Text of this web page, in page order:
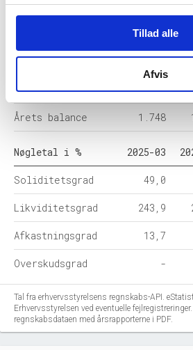
Tillad alle
Afvis
Egenkapital
Hensatte
forpligtelser
54
Gældsforpligtelser 837
Årets balance 1.748
Nøgletal i % 2025-03
Soliditetsgrad 49,0
Likviditetsgrad 243,9
Afkastningsgrad 13,7
Overskudsgrad -
Tal fra erhvervsstyrelsens regnskabs-API.
Erhvervsstyrelsen ved eventuelle
regnskabsdataen med årsrapporterne i PDF.